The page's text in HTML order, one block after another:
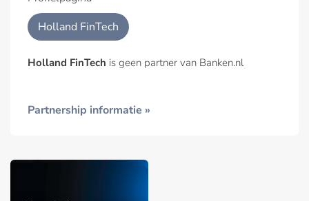
Holland FinTech
Holland FinTech is geen partner van Banken.nl
Partnership informatie »